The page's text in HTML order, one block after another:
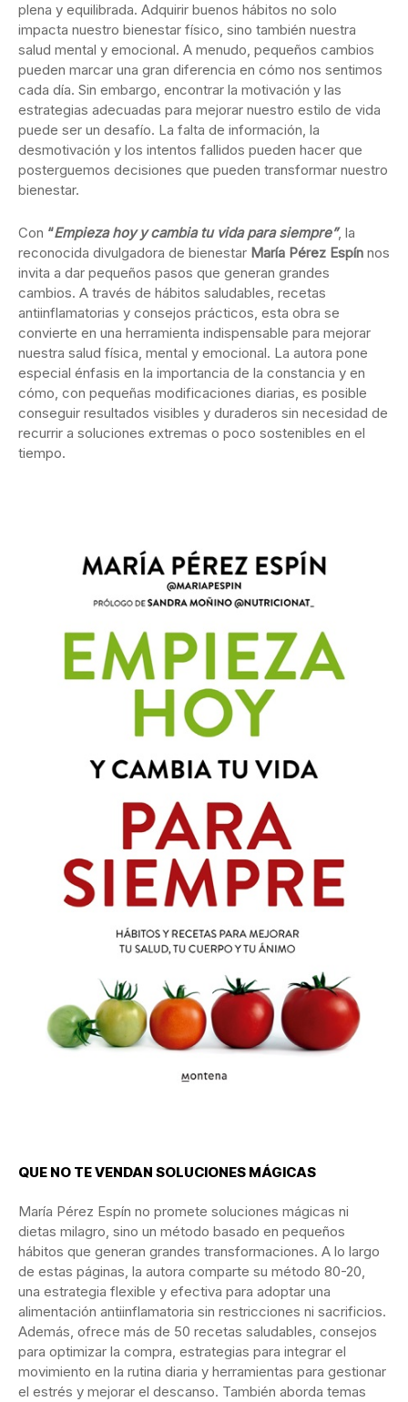
plena y equilibrada. Adquirir buenos hábitos no solo
impacta nuestro bienestar físico, sino también nuestra
salud mental y emocional. A menudo, pequeños cambios
pueden marcar una gran diferencia en cómo nos sentimos
cada día. Sin embargo, encontrar la motivación y las
estrategias adecuadas para mejorar nuestro estilo de vida
puede ser un desafío. La falta de información, la
desmotivación y los intentos fallidos pueden hacer que
posterguemos decisiones que pueden transformar nuestro
bienestar.
Con “Empieza hoy y cambia tu vida para siempre”, la
reconocida divulgadora de bienestar María Pérez Espín nos
invita a dar pequeños pasos que generan grandes
cambios. A través de hábitos saludables, recetas
antiinflamatorias y consejos prácticos, esta obra se
convierte en una herramienta indispensable para mejorar
nuestra salud física, mental y emocional. La autora pone
especial énfasis en la importancia de la constancia y en
cómo, con pequeñas modificaciones diarias, es posible
conseguir resultados visibles y duraderos sin necesidad de
recurrir a soluciones extremas o poco sostenibles en el
tiempo.
QUE NO TE VENDAN SOLUCIONES MÁGICAS
María Pérez Espín no promete soluciones mágicas ni
dietas milagro, sino un método basado en pequeños
hábitos que generan grandes transformaciones. A lo largo
de estas páginas, la autora comparte su método 80-20,
una estrategia flexible y efectiva para adoptar una
alimentación antiinflamatoria sin restricciones ni sacrificios.
Además, ofrece más de 50 recetas saludables, consejos
para optimizar la compra, estrategias para integrar el
movimiento en la rutina diaria y herramientas para gestionar
el estrés y mejorar el descanso. También aborda temas